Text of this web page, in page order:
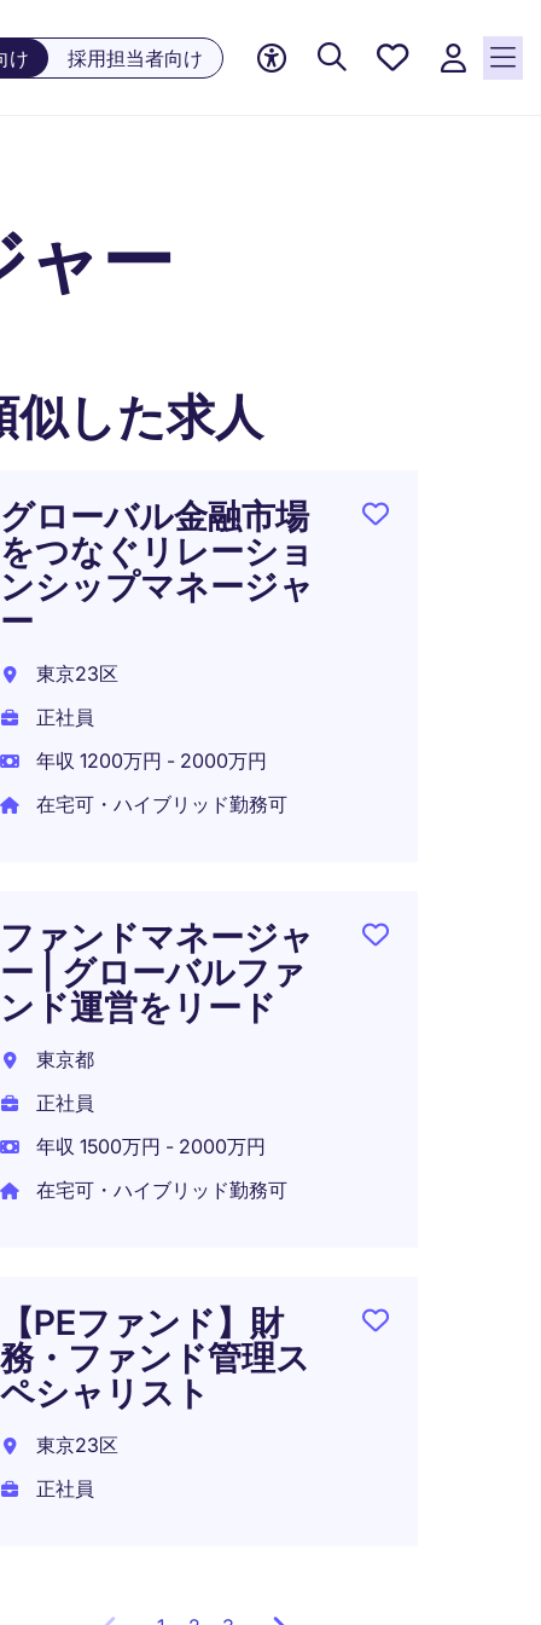
け 採用担当者向け
お気に
ャー
似した求人
グローバル金融市場
をつなぐリレーショ
ンシップマネージャ
ー
東京23区
正社員
年収 1200万円 - 2000万円
在宅可・ハイブリッド勤務可
ファンドマネージャ
ー | グローバルファ
ンド運営をリード
東京都
正社員
年収 1500万円 - 2000万円
在宅可・ハイブリッド勤務可
【PEファンド】財
務・ファンド管理ス
ペシャリスト
東京23区
正社員